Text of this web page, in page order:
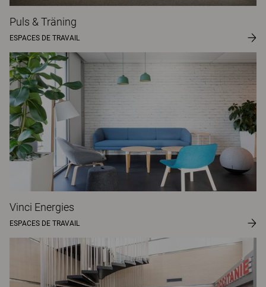
Puls & Träning
ESPACES DE TRAVAIL
Vinci Energies
ESPACES DE TRAVAIL